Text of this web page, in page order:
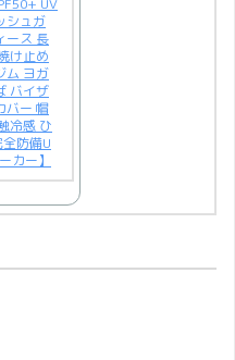
シュガ
ース 長
け止め
ム ヨガ
バイザ
バー 帽
冷感 ひ
防備U
カー】